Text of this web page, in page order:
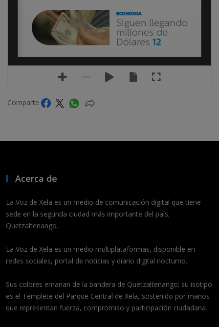
Siguen llegando
millones de
Dólares 12
ECONOMÍA
Comparte
Acerca de
La Voz de Xela es un medio de comunicación digital que tiene
sede en la segunda ciudad más importante del país,
Quetzaltenango.
La Voz de Xela es un medio multiplataformas, disponible en
redes sociales, portal de noticias y diario digital nocturno.
Sus colores emanan de la bandera de Quetzaltenango; su isotipo
es el Templete del Parque Central de Xela, sostenido por manos
que representan fuerza, compromiso y participación ciudadana.